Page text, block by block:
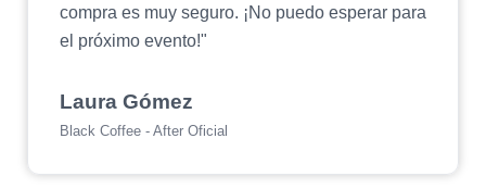
compra es muy seguro. ¡No puedo esperar para
el próximo evento!"
Laura Gómez
Black Coffee - After Oficial